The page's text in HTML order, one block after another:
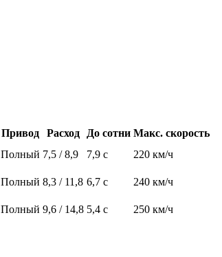
Привод Расход До сотни Макс. скорость
Полный 7,5 / 8,9 7,9 с
220 км/ч
Полный 8,3 / 11,8 6,7 с
240 км/ч
Полный 9,6 / 14,8 5,4 с 250 км/ч